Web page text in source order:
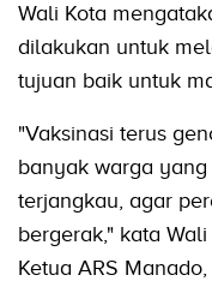
Wali Kota
dilakukan untuk
tujuan baik untuk
"Vaksinasi terus
banyak warga
terjangkau, agar
bergerak," kata
Ketua ARS